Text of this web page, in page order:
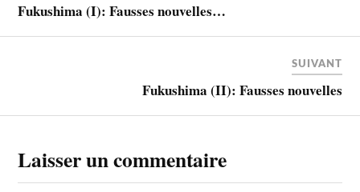
Fukushima (I): Fausses nouvelles…
SUIVANT
Fukushima (II): Fausses nouvelles
Laisser un commentaire